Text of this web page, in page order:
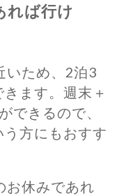
れば行け
いため、2泊3
ます。週末＋
できるので、
方にもおすす
お休みであれ